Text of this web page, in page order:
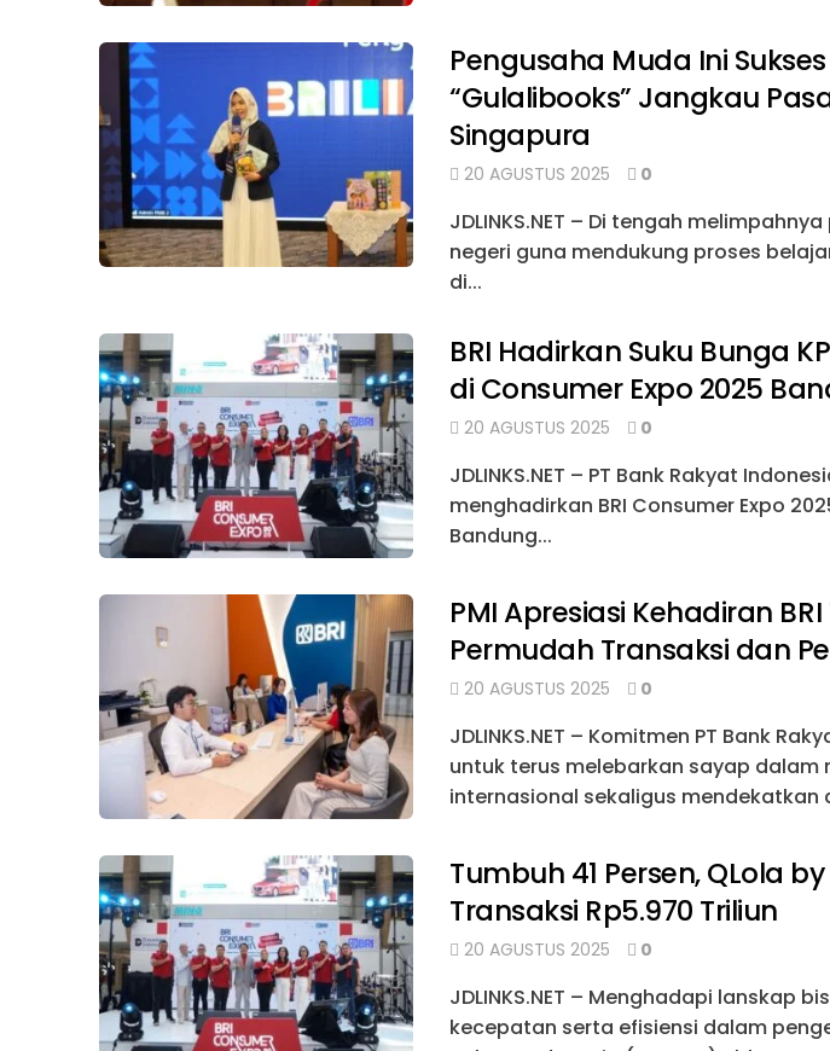
Pengusaha Muda Ini
“Gulalibooks” Jangkau
Singapura
20 AGUSTUS 2025 0
JDLINKS.NET – Di tengah
negeri guna mendukung proses
di...
BRI Hadirkan Suku Bunga
di Consumer Expo 2025
20 AGUSTUS 2025 0
JDLINKS.NET – PT Bank Rakyat
menghadirkan BRI Consumer Expo
Bandung...
PMI Apresiasi Kehadiran
Permudah Transaksi dan
20 AGUSTUS 2025 0
JDLINKS.NET – Komitmen PT Bank
untuk terus melebarkan sayap dalam
internasional sekaligus mendekatkan
Tumbuh 41 Persen, QLola
Transaksi Rp5.970 Triliun
20 AGUSTUS 2025 0
JDLINKS.NET – Menghadapi lanskap
kecepatan serta efisiensi dalam